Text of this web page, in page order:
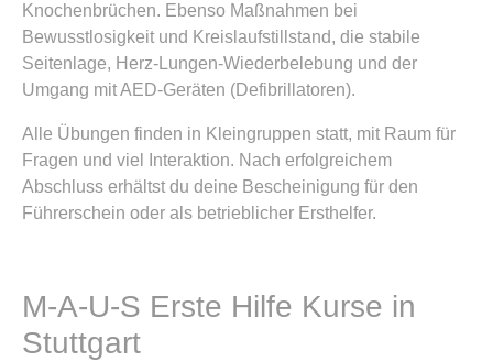
Knochenbrüchen. Ebenso Maßnahmen bei
Bewusstlosigkeit und Kreislaufstillstand, die stabile
Seitenlage, Herz-Lungen-Wiederbelebung und der
Umgang mit AED-Geräten (Defibrillatoren).
Alle Übungen finden in Kleingruppen statt, mit Raum für
Fragen und viel Interaktion. Nach erfolgreichem
Abschluss erhältst du deine Bescheinigung für den
Führerschein oder als betrieblicher Ersthelfer.
M-A-U-S Erste Hilfe Kurse in
Stuttgart